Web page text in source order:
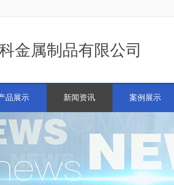
金属制品有限公司
品展示 新闻资讯 案例展示